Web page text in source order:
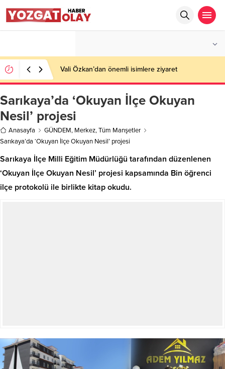
Vali Özkan’dan önemli isimlere ziyaret
Sarıkaya’da ‘Okuyan İlçe Okuyan
Nesil’ projesi
Anasayfa GÜNDEM, Merkez,Tüm Manşetler
Sarıkaya’da ‘Okuyan İlçe Okuyan Nesil’ projesi
Sarıkaya İlçe Milli Eğitim Müdürlüğü tarafından düzenlenen
‘Okuyan İlçe Okuyan Nesil’ projesi kapsamında Bin öğrenci
ilçe protokolü ile birlikte kitap okudu.